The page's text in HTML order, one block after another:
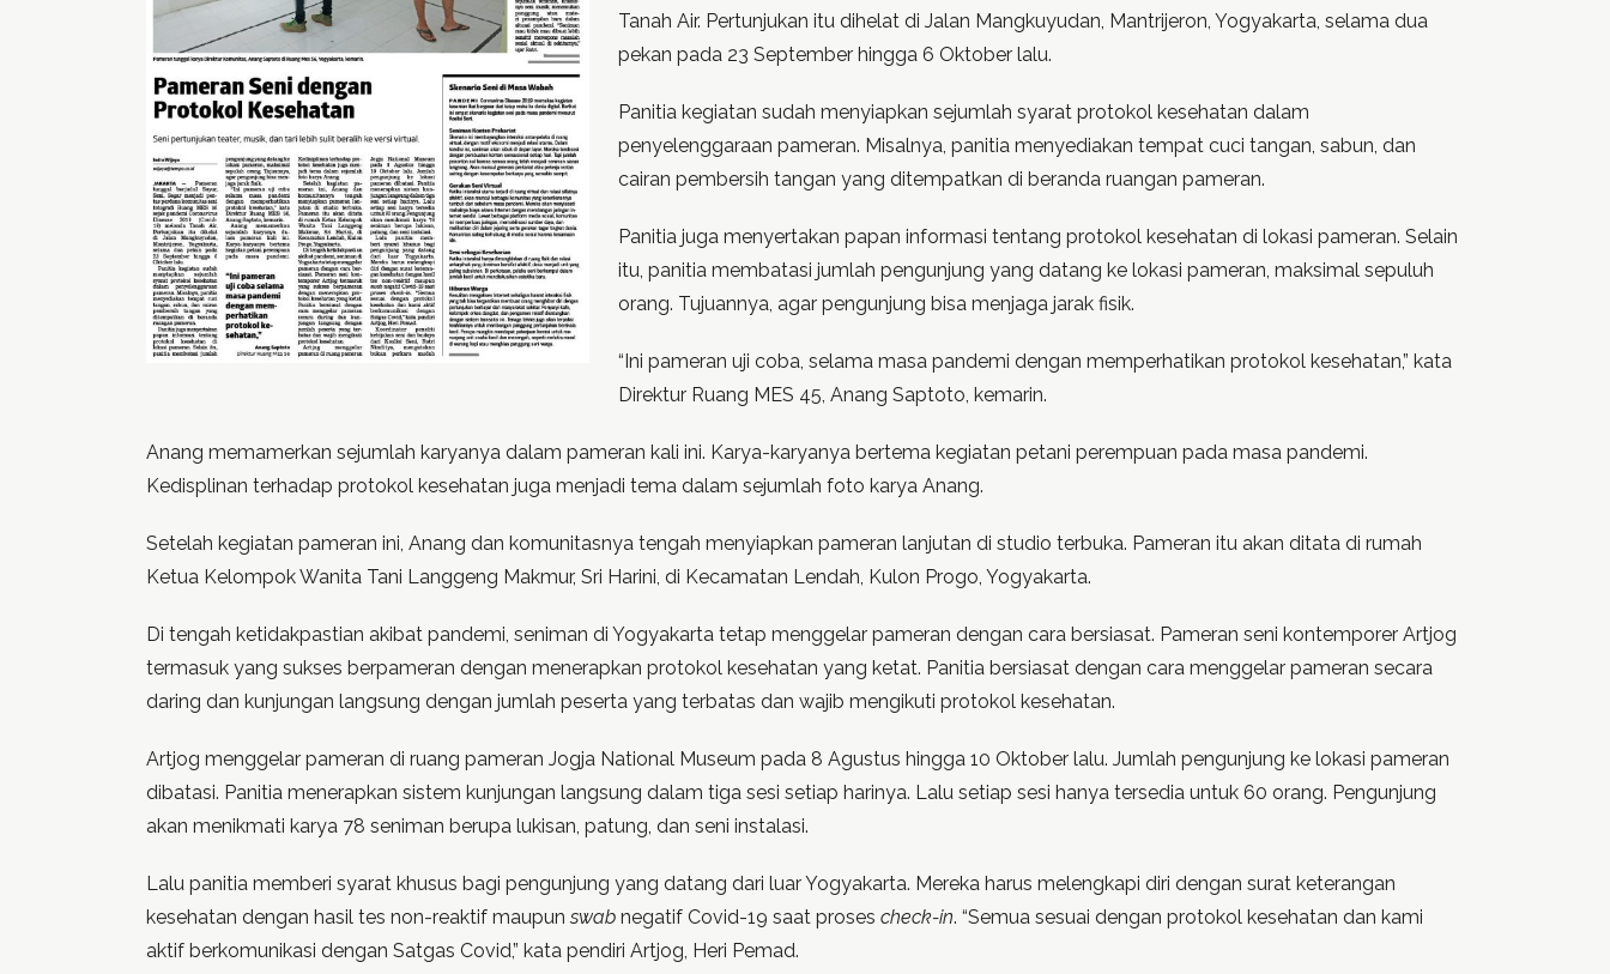
Tanah Air. Pertunjukan itu dihelat di Jalan Mangkuyudan, Mantrijeron, Yogyakarta, selama dua
pekan pada 23 September hingga 6 Oktober lalu.
Panitia kegiatan sudah menyiapkan sejumlah syarat protokol kesehatan dalam
penyelenggaraan pameran. Misalnya, panitia menyediakan tempat cuci tangan, sabun, dan
cairan pembersih tangan yang ditempatkan di beranda ruangan pameran.
Panitia juga menyertakan papan informasi tentang protokol kesehatan di lokasi pameran. Selain
itu, panitia membatasi jumlah pengunjung yang datang ke lokasi pameran, maksimal sepuluh
orang. Tujuannya, agar pengunjung bisa menjaga jarak fisik.
“Ini pameran uji coba, selama masa pandemi dengan memperhatikan protokol kesehatan,” kata
Direktur Ruang MES 45, Anang Saptoto, kemarin.
Anang memamerkan sejumlah karyanya dalam pameran kali ini. Karya-karyanya bertema kegiatan petani perempuan pada masa pandemi.
Kedisplinan terhadap protokol kesehatan juga menjadi tema dalam sejumlah foto karya Anang.
Setelah kegiatan pameran ini, Anang dan komunitasnya tengah menyiapkan pameran lanjutan di studio terbuka. Pameran itu akan ditata di rumah
Ketua Kelompok Wanita Tani Langgeng Makmur, Sri Harini, di Kecamatan Lendah, Kulon Progo, Yogyakarta.
Di tengah ketidakpastian akibat pandemi, seniman di Yogyakarta tetap menggelar pameran dengan cara bersiasat. Pameran seni kontemporer Artjog
termasuk yang sukses berpameran dengan menerapkan protokol kesehatan yang ketat. Panitia bersiasat dengan cara menggelar pameran secara
daring dan kunjungan langsung dengan jumlah peserta yang terbatas dan wajib mengikuti protokol kesehatan.
Artjog menggelar pameran di ruang pameran Jogja National Museum pada 8 Agustus hingga 10 Oktober lalu. Jumlah pengunjung ke lokasi pameran
dibatasi. Panitia menerapkan sistem kunjungan langsung dalam tiga sesi setiap harinya. Lalu setiap sesi hanya tersedia untuk 60 orang. Pengunjung
akan menikmati karya 78 seniman berupa lukisan, patung, dan seni instalasi.
Lalu panitia memberi syarat khusus bagi pengunjung yang datang dari luar Yogyakarta. Mereka harus melengkapi diri dengan surat keterangan
kesehatan dengan hasil tes non-reaktif maupunswab negatif Covid-19 saat proses check-in. “Semua sesuai dengan protokol kesehatan dan kami
aktif berkomunikasi dengan Satgas Covid,” kata pendiri Artjog, Heri Pemad.